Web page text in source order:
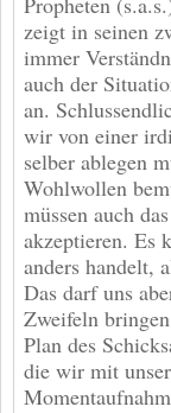
zeigt in seinen
immer
auch der
an.
wir von einer
selber ablegen
Wohlwollen
müssen auch
akzeptieren. Es
anders handelt,
Das darf uns
Zweifeln
Plan des
die wir mit